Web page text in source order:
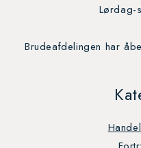
Lørdag-
Brudeafdelingen har